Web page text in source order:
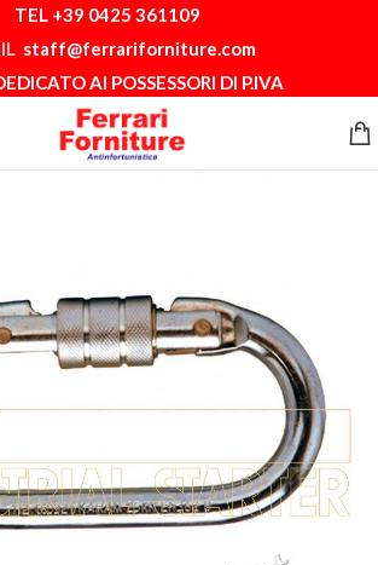
TEL +39 0425 361109
staff@ferrariforniture.com
AI POSSESSORI DI P.IVA